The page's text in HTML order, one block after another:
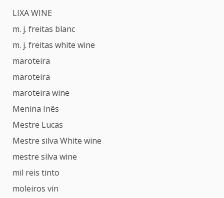
LIXA WINE
m. j. freitas blanc
m. j. freitas white wine
maroteira
maroteira
maroteira wine
Menina Inês
Mestre Lucas
Mestre silva White wine
mestre silva wine
mil reis tinto
moleiros vin